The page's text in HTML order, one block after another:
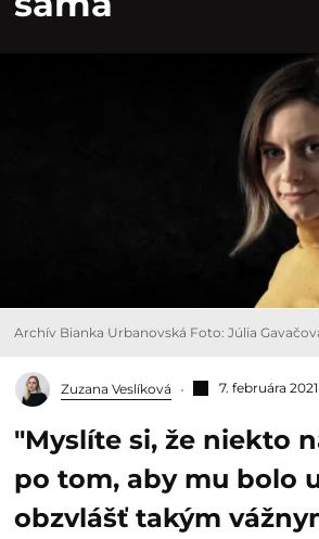
Archív Bianka Urbanovská Foto: Júlia
Zuzana Veslíková 7. februára 2021
"Myslíte si, že niekto
po tom, aby mu bolo
obzvlášť takým